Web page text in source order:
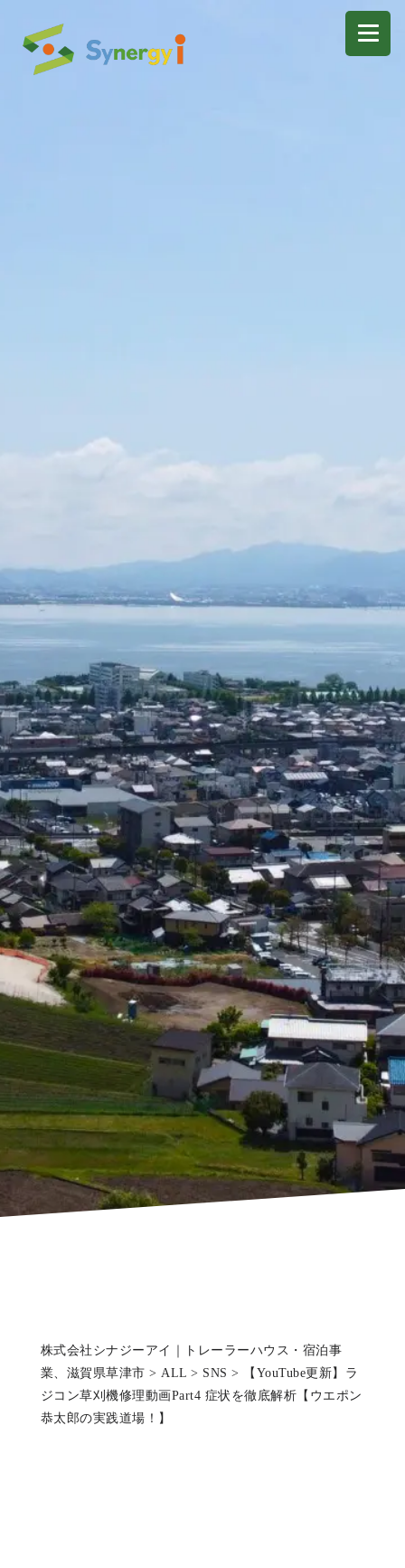
株式会社シナジーアイ｜トレーラーハウス・宿泊事
業、滋賀県草津市 > ALL > SNS >
【YouTube更新】ラ
ジコン草刈機修理動画Part4 症状を徹底解析【ウエポン
恭太郎の実践道場！】